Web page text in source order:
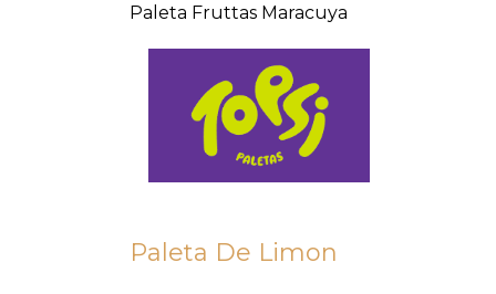
Paleta Fruttas Maracuya
Paleta De Limon